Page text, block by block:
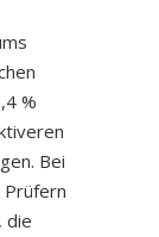
%
Bei
Prüfern
die